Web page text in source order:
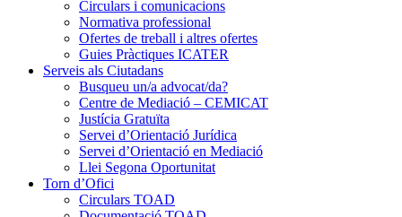
Circulars i comunicacions
Normativa professional
Ofertes de treball i altres ofertes
Guies Pràctiques ICATER
Serveis als Ciutadans
Busqueu un/a advocat/da?
Centre de Mediació – CEMICAT
Justícia Gratuïta
Servei d’Orientació Jurídica
Servei d’Orientació en Mediació
Llei Segona Oportunitat
Torn d’Ofici
Circulars TOAD